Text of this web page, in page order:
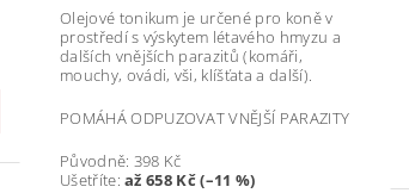
Olejové tonikum je určené pro koně v
prostředí s výskytem létavého hmyzu a
dalších vnějších parazitů (komáři,
mouchy, ovádi, vši, klíšťata a další).
POMÁHÁ ODPUZOVAT VNĚJŠÍ PARAZITY
Původně: 398 Kč
Ušetříte:až 658 Kč (–11 %)